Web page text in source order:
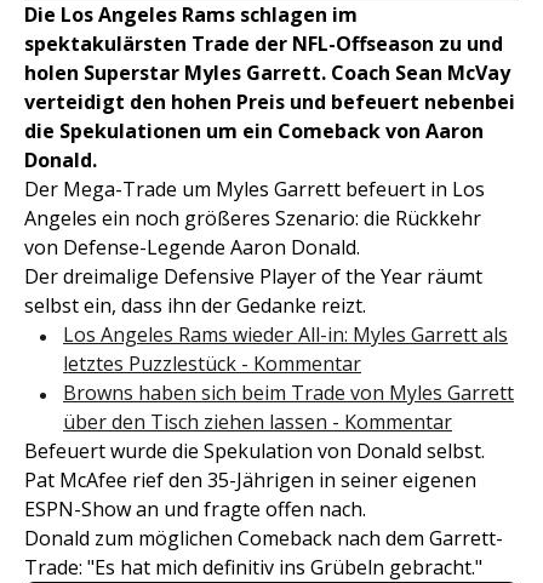
Die Los Angeles Rams schlagen im
spektakulärsten Trade der NFL-Offseason zu und
holen Superstar Myles Garrett. Coach Sean McVay
verteidigt den hohen Preis und befeuert nebenbei
die Spekulationen um ein Comeback von Aaron
Donald.
Der Mega-Trade um Myles Garrett befeuert in Los
Angeles ein noch größeres Szenario: die Rückkehr
von Defense-Legende Aaron Donald.
Der dreimalige Defensive Player of the Year räumt
selbst ein, dass ihn der Gedanke reizt.
Los Angeles Rams wieder All-in: Myles Garrett als
letztes Puzzlestück - Kommentar
Browns haben sich beim Trade von Myles Garrett
über den Tisch ziehen lassen - Kommentar
Befeuert wurde die Spekulation von Donald selbst.
Pat McAfee rief den 35-Jährigen in seiner eigenen
ESPN-Show an und fragte offen nach.
Donald zum möglichen Comeback nach dem Garrett-
Trade: "Es hat mich definitiv ins Grübeln gebracht."